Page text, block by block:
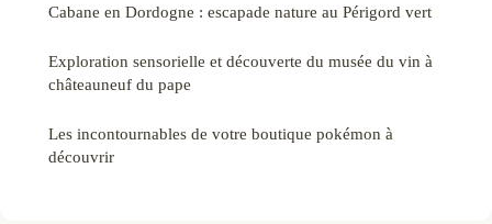
Cabane en Dordogne : escapade nature au Périgord vert
Exploration sensorielle et découverte du musée du vin à
châteauneuf du pape
Les incontournables de votre boutique pokémon à
découvrir